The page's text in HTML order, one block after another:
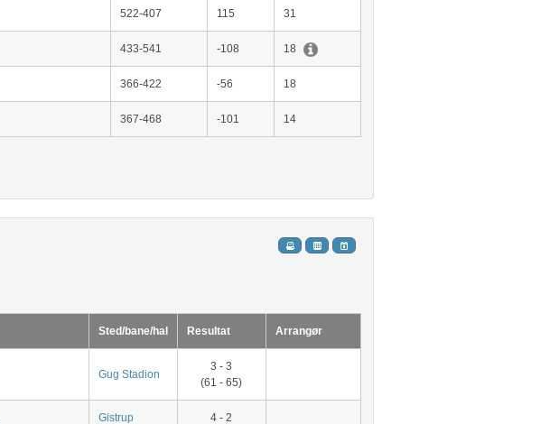
522-407 115 31
433-541 -108 18
366-422 -56 18
367-468 -101 14
Sted/bane/hal Resultat Arrangør
Gug Stadion
3 - 3
(61 - 65)
Gistrup 4 - 2